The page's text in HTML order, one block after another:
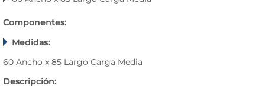
Componentes:
Medidas:
60 Ancho x 85 Largo Carga Media
Descripción: